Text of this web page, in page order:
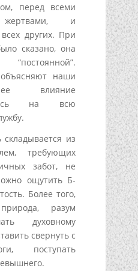
перед всеми
жертвами, и
других. При
сказано, она
объясняют наши
влияние
на всю
из
требующих
забот, не
ощутить Б-
Более того,
разум
духовному
свернуть с
поступать